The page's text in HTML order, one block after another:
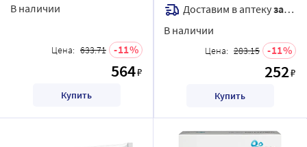
В наличии
Цена: 633.71 11
564₽
Купить
Доставим в аптекузавтра
В наличии
Цена: 283.15 11
252₽
Купить